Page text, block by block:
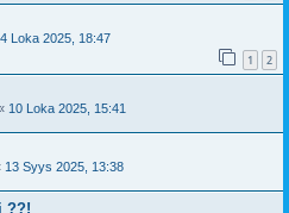
Loka 2025, 18:47
1 2
10 Loka 2025, 15:41
13 Syys 2025, 13:38
??!